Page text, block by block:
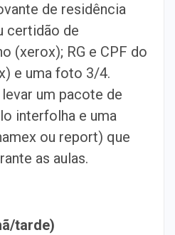
de residência
certidão de
(xerox); RG e CPF do
e uma foto 3/4.
um pacote de
interfolha e uma
ou report) que
as aulas.
tarde)